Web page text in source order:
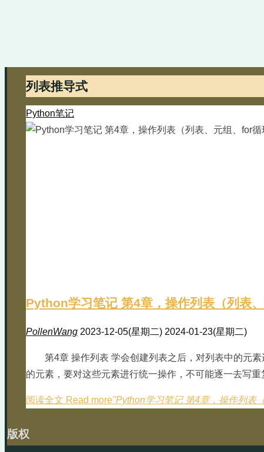
列表推导式
Python笔记
Python学习笔记 第4章，操作列表（列表
PollenWang 2023-12-05(星期二) 2024-01-23(星期二)
第4章 操作列表 学会创建列表之后，对列表中的元
的元素，要对这些元素进行统一操作，不可能逐一去写
阅读全文 Read more"Python学习笔记 第4章，操作列表
版权